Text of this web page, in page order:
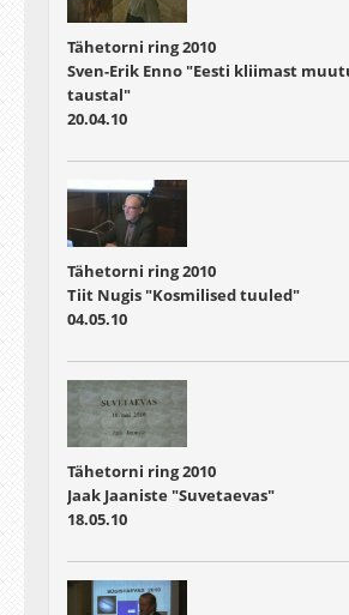
Tähetorni ring 2010
Sven-Erik Enno "Eesti kliimast
taustal"
20.04.10
Tähetorni ring 2010
Tiit Nugis "Kosmilised tuuled"
04.05.10
Tähetorni ring 2010
Jaak Jaaniste "Suvetaevas"
18.05.10